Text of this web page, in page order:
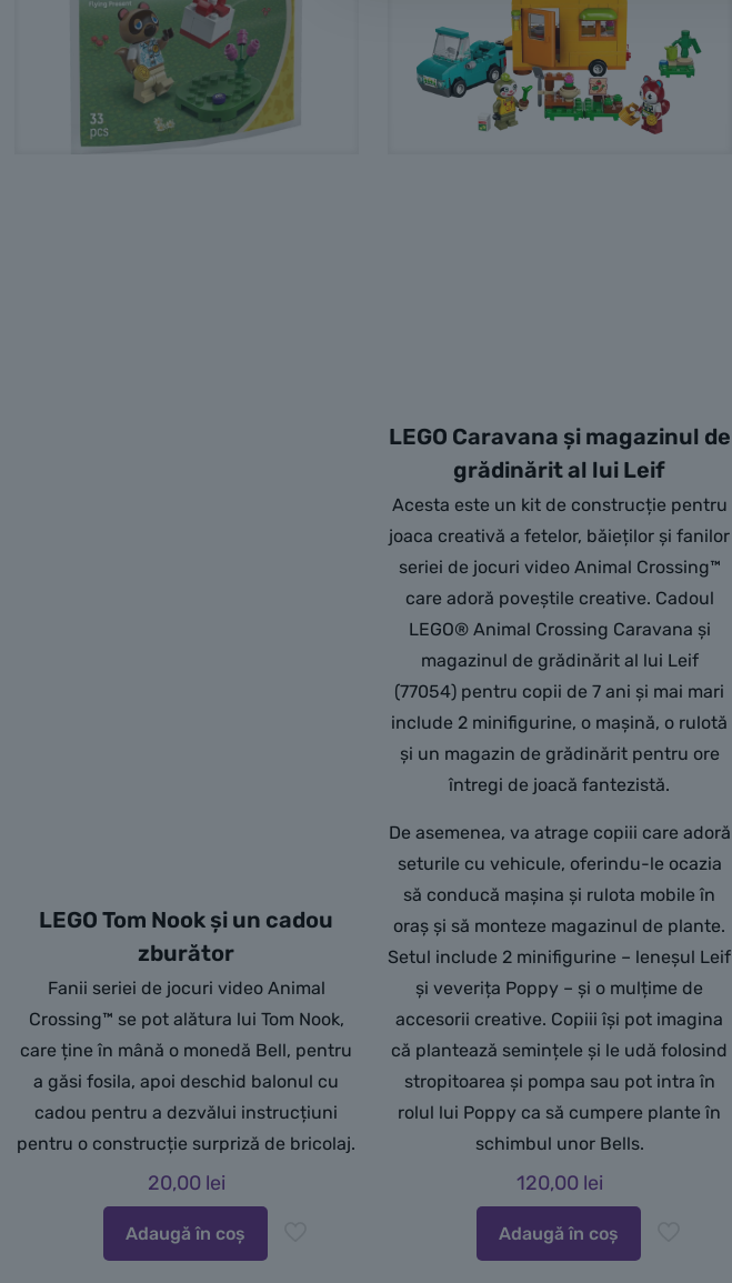
LEGO Tom Nook și un cadou
zburător
Fanii seriei de jocuri video Animal
Crossing™ se pot alătura lui Tom Nook,
care ține în mână o monedă Bell, pentru
a găsi fosila, apoi deschid balonul cu
cadou pentru a dezvălui instrucțiuni
pentru o construcție surpriză de bricolaj.
20,00 lei
Adaugă în coș
LEGO Caravana și magazinul de
grădinărit al lui Leif
Acesta este un kit de construcție pentru
joaca creativă a fetelor, băieților și fanilor
seriei de jocuri video Animal Crossing™
care adoră poveștile creative. Cadoul
LEGO® Animal Crossing Caravana și
magazinul de grădinărit al lui Leif
(77054) pentru copii de 7 ani și mai mari
include 2 minifigurine, o mașină, o rulotă
și un magazin de grădinărit pentru ore
întregi de joacă fantezistă.
De asemenea, va atrage copiii care adoră
seturile cu vehicule, oferindu-le ocazia
să conducă mașina și rulota mobile în
oraș și să monteze magazinul de plante.
Setul include 2 minifigurine – leneșul Leif
și veverița Poppy – și o mulțime de
accesorii creative. Copiii își pot imagina
că plantează semințele și le udă folosind
stropitoarea și pompa sau pot intra în
rolul lui Poppy ca să cumpere plante în
schimbul unor Bells.
120,00 lei
Adaugă în coș